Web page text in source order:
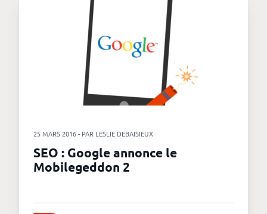
25 MARS 2016 - PAR LESLIE DEBAISIEUX
SEO : Google annonce le
Mobilegeddon 2